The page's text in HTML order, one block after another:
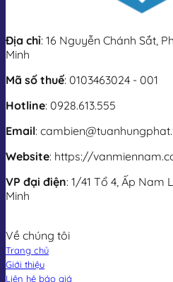
Địa chỉ: 16 Nguyễn Chánh Sắt,
Minh
Mã số thuế: 0103463024 - 001
Hotline: 0928.613.555
Email:
Website: https://
VP đại điện: 1/41 Tổ 4, Ấp Nam
Minh
Về chúng tôi
Trang chủ
Giới thiệu
Liên hệ báo giá